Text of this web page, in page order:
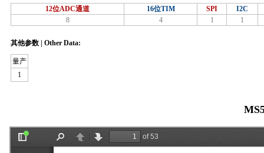
12位ADC通道 16位TIM SPI
I2C
8
4 1 1
其他参数 | Other Data:
量产
1